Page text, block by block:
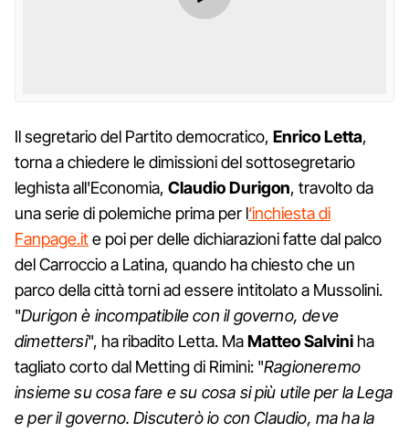
Il segretario del Partito democratico, Enrico Letta,
torna a chiedere le dimissioni del sottosegretario
leghista all'Economia, Claudio Durigon, travolto da
una serie di polemiche prima per l‘inchiesta di
Fanpage.ite poi per delle dichiarazioni fatte dal palco
del Carroccio a Latina, quando ha chiesto che un
parco della città torni ad essere intitolato a Mussolini.
"Durigon è incompatibile con il governo, deve
dimettersi", ha ribadito Letta. MaMatteo Salviniha
tagliato corto dal Metting di Rimini: "Ragioneremo
insieme su cosa fare e su cosa si più utile per la Lega
e per il governo. Discuterò io con Claudio, ma ha la